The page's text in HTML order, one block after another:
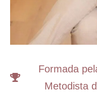
Formada
Metodista